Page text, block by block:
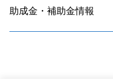
助成金・補助金情報